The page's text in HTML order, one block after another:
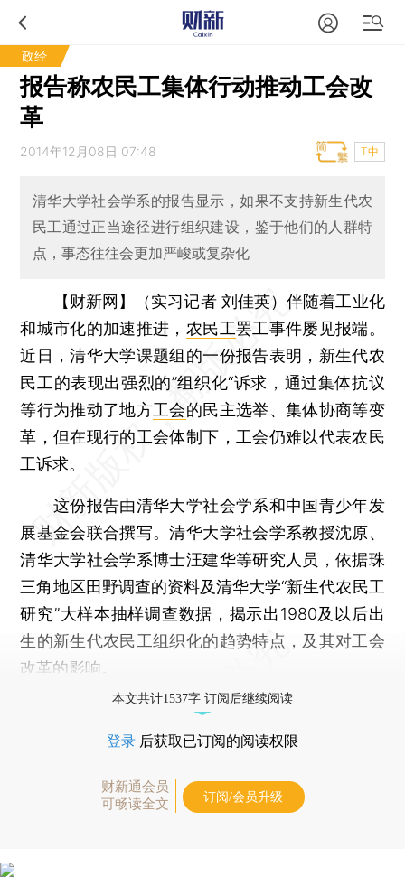
政经
报告称农民工集体行动推动工会改
革
2014年12月08日 07:48 T中
清华大学社会学系的报告显示，如果不支持新生代农
民工通过正当途径进行组织建设，鉴于他们的人群特
点，事态往往会更加严峻或复杂化
【财新网】（实习记者 刘佳英）伴随着工业化
和城市化的加速推进， 农民工罢工事件屡见报端。
近日，清华大学课题组的一份报告表明，新生代农
民工的表现出强烈的”组织化“诉求，通过集体抗议
等行为推动了地方工会的民主选举、集体协商等变
革，但在现行的工会体制下，工会仍难以代表农民
工诉求。
这份报告由清华大学社会学系和中国青少年发
展基金会联合撰写。清华大学社会学系教授沈原、
清华大学社会学系博士汪建华等研究人员，依据珠
三角地区田野调查的资料及清华大学“新生代农民工
研究”大样本抽样调查数据，揭示出1980及以后出
生的新生代农民工组织化的趋势特点，及其对工会
改革的影响。
本文共计1537字 订阅后继续阅读
登录 后获取已订阅的阅读权限
财新通会员
可畅读全文
订阅/会员升级